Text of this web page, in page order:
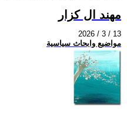
مهند ال كزار
2026 / 3 / 13
مواضيع وابحاث سياسية